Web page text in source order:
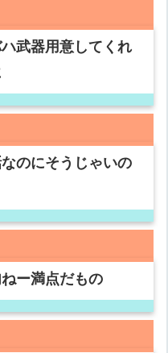
武器用意してくれ
のにそうじゃいの
ー満点だもの